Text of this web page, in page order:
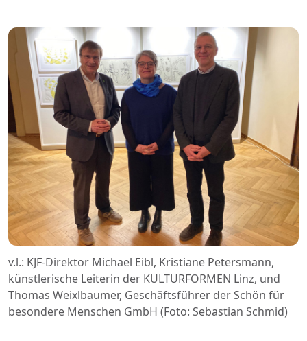
v.l.: KJF-Direktor Michael Eibl, Kristiane Petersmann,
künstlerische Leiterin der KULTURFORMEN Linz, und
Thomas Weixlbaumer, Geschäftsführer der Schön für
besondere Menschen GmbH (Foto: Sebastian Schmid)